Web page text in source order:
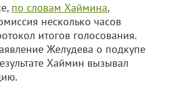
по словам Хаймина,
несколько часов
итогов голосования.
Желудева о подкупе
Хаймин вызывал